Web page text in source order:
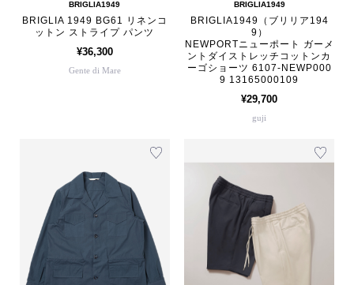
BRIGLIA1949
BRIGLIA 1949 BG61 リネンコ
ットン ストライプ パンツ
¥36,300
Gente di Mare
BRIGLIA1949
BRIGLIA1949（ブリリア194
9）
NEWPORTニューポート ガーメ
ントダイストレッチコットンカ
ーゴショーツ 6107-NEWP000
9 13165000109
¥29,700
guji